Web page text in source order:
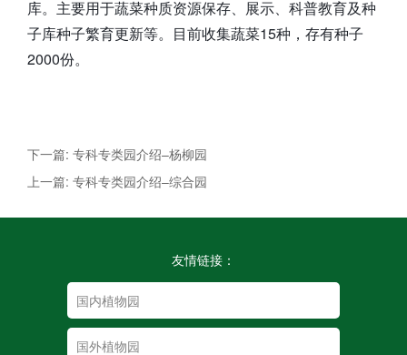
库。主要用于蔬菜种质资源保存、展示、科普教育及种
子库种子繁育更新等。目前收集蔬菜15种，存有种子
2000份。
下一篇: 专科专类园介绍–杨柳园
上一篇: 专科专类园介绍–综合园
友情链接：